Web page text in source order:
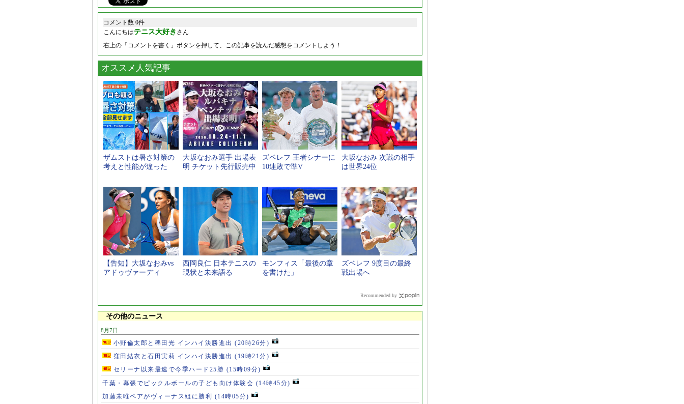
コメント数 0件
こんにちはテニス大好き さん
右上の「コメントを書く」ボタンを押して、この記事を読んだ感想をコメントしよう！
オススメ人気記事
ザムストは暑さ対策の
考えと性能が違った
大坂なおみ選手 出場表
明 チケット先行販売中
ズベレフ 王者シナーに
10連敗で準V
大坂なおみ 次戦の相手
は世界24位
【告知】大坂なおみvs
アドゥヴァーディ
西岡良仁 日本テニスの
現状と未来語る
モンフィス「最後の章
を書けた」
ズベレフ 9度目の最終
戦出場へ
Recommended by
その他のニュース
8月7日
小野倫太郎と稗田光 インハイ決勝進出 (20時26分)
窪田結衣と石田実莉 インハイ決勝進出 (19時21分)
セリーナ以来最速で今季ハード25勝 (15時09分)
千葉・幕張でピックルボールの子ども向け体験会 (14時45分)
加藤未唯ペアがヴィーナス組に勝利 (14時05分)